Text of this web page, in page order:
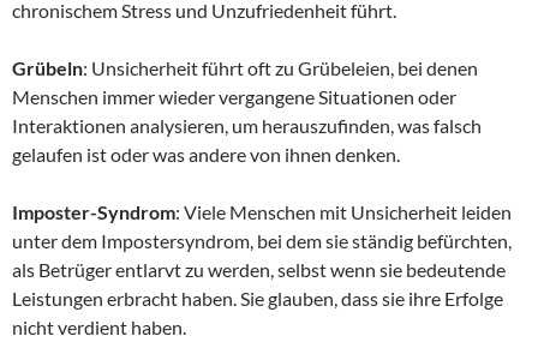
chronischem Stress und Unzufriedenheit führt.
Grübeln: Unsicherheit führt oft zu Grübeleien, bei denen
Menschen immer wieder vergangene Situationen oder
Interaktionen analysieren, um herauszufinden, was falsch
gelaufen ist oder was andere von ihnen denken.
Imposter-Syndrom: Viele Menschen mit Unsicherheit leiden
unter dem Impostersyndrom, bei dem sie ständig befürchten,
als Betrüger entlarvt zu werden, selbst wenn sie bedeutende
Leistungen erbracht haben. Sie glauben, dass sie ihre Erfolge
nicht verdient haben.